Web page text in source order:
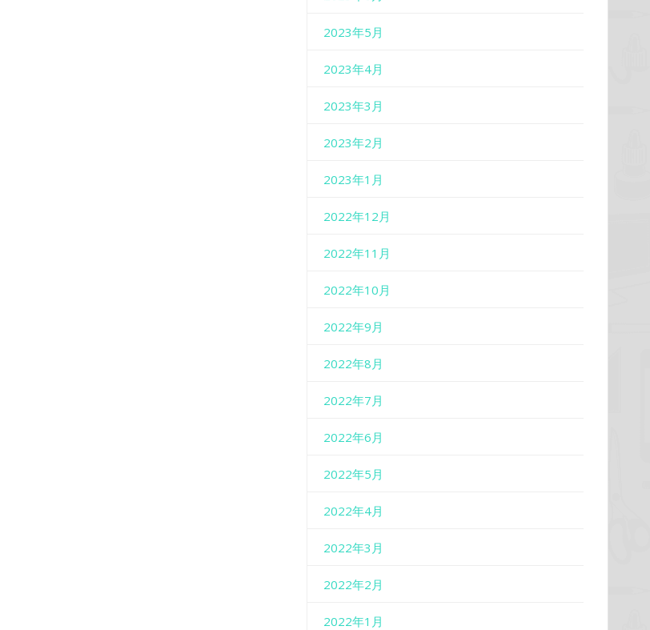
2023年5月
2023年4月
2023年3月
2023年2月
2023年1月
2022年12月
2022年11月
2022年10月
2022年9月
2022年8月
2022年7月
2022年6月
2022年5月
2022年4月
2022年3月
2022年2月
2022年1月